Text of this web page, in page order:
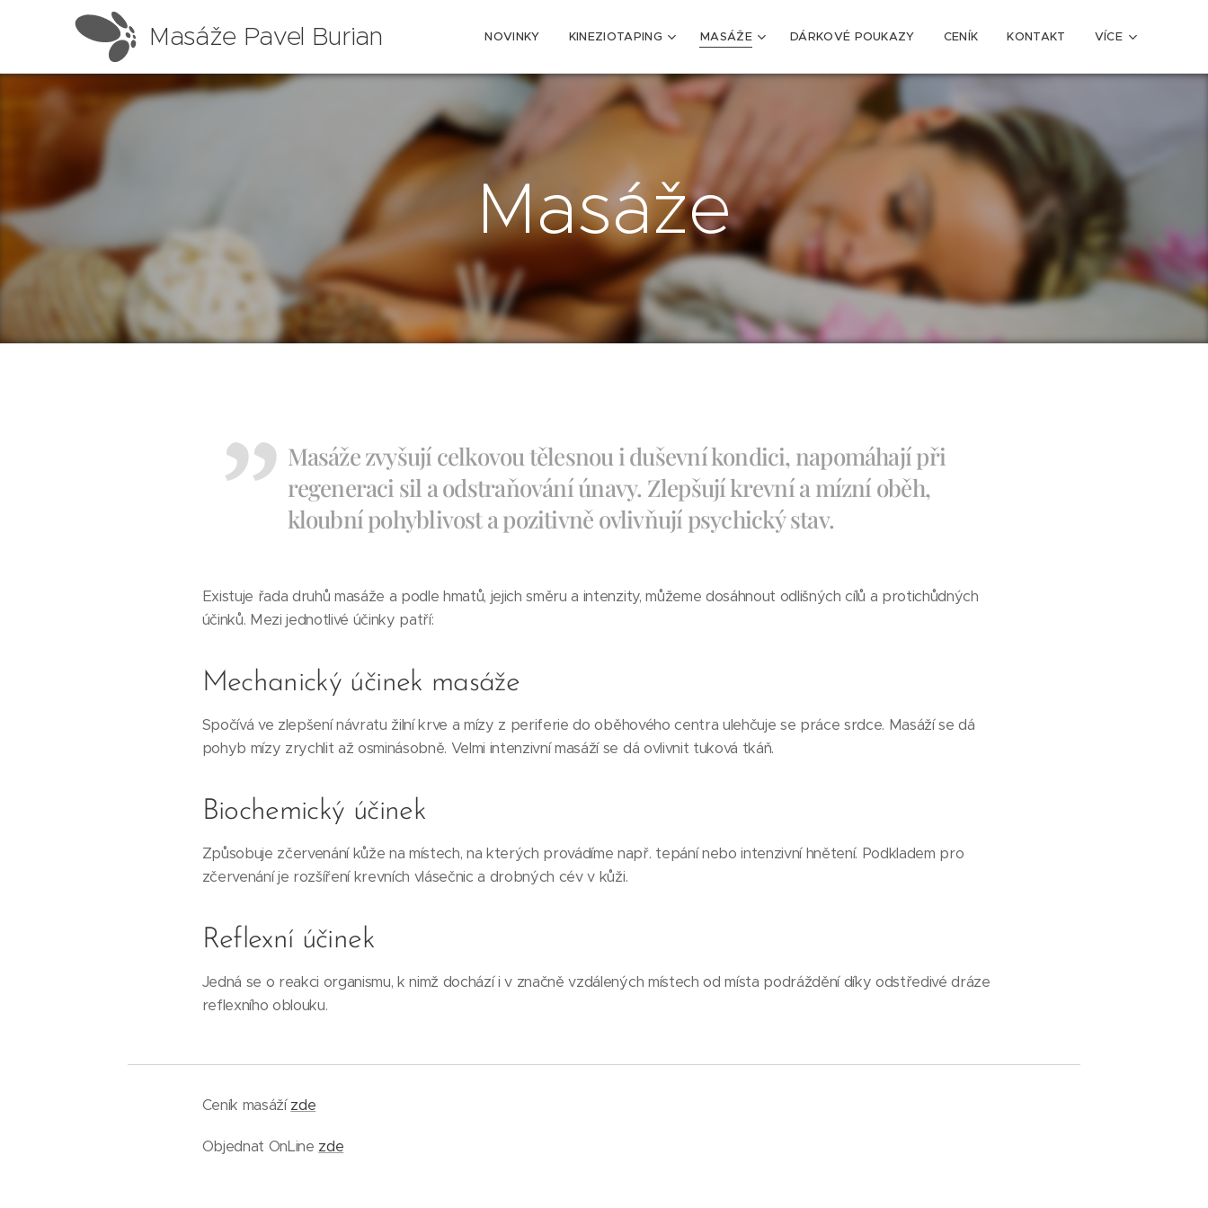
Masáže Pavel Burian NOVINKY KINEZIOTAPING MASÁŽE DÁRKOVÉ POUKAZY CENÍK KONTAKT VÍCE
Masáže
Masáže zvyšují celkovou tělesnou i duševní kondici, napomáhají při
regeneraci sil a odstraňování únavy. Zlepšují krevní a mízní oběh,
kloubní pohyblivost a pozitivně ovlivňují psychický stav.
Existuje řada druhů masáže a podle hmatů, jejich směru a intenzity, můžeme dosáhnout odlišných cílů a protichůdných
účinků. Mezi jednotlivé účinky patří:
Mechanický účinek masáže
Spočívá ve zlepšení návratu žilní krve a mízy z periferie do oběhového centra ulehčuje se práce srdce. Masáží se dá
pohyb mízy zrychlit až osminásobně. Velmi intenzivní masáží se dá ovlivnit tuková tkáň.
Biochemický účinek
Způsobuje zčervenání kůže na místech, na kterých provádíme např. tepání nebo intenzivní hnětení. Podkladem pro
zčervenání je rozšíření krevních vlásečnic a drobných cév v kůži.
Reflexní účinek
Jedná se o reakci organismu, k nimž dochází i v značně vzdálených místech od místa podráždění díky odstředivé dráze
reflexního oblouku.
Ceník masážízde
Objednat OnLine zde